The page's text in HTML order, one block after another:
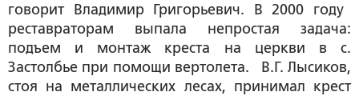
говорит Владимир Григорьевич. В 2000 году
реставраторам выпала непростая задача:
подъем и монтаж креста на церкви в с.
Застолбье при помощи вертолета. В.Г. Лысиков,
стоя на металлических лесах, принимал крест